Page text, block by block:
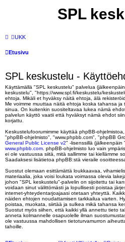
SPL
UKK
Etusivu
SPL keskustelu -
Käyttämällä "SPL keskustelu" palvelua
keskustelu", "https://www.spl.fi/keskustelu/
ehtoja. Mikäli et hyväksy näitä ehtoja, älä
Me voimme muuttaa näitä ehtoja koska tahansa ja
sinua. On kuitenkin suositeltavaa lukea nämä
palvelun käyttö vaatii että hyväksyt nämä ehdot
korjattu.
Keskustelufoorumimme käyttää phpBB-
"phpBB-ohjelmisto", "www.phpbb.com", "phpBB
General Public License v2" -lisenssillä
www.phpbb.com . phpBB-ohjelmisto luo vain
ei ole vastuussa siitä, mitä sallimme tai kiellämme
Saadaksesi lisätietoa phpBB:stä vieraile
Suostut olemaan esittämättä loukkaavaa,
materiaalia, joka voisi loukata voimassa olevia
johon "SPL keskustelu"-palvelin on sijoitettu tai
voidaan sinut välittömästi ja lopullisesti poistaa
internet-yhteydentarjoajaasi otetaan yhteyttä.
näiden ehtojen noudattamisen tarkkailua varten.
poistaa, muokata, siirtää ja sulkea mikä tahansa
Suostut myös siihen, että kaikki yllä annettu tieto
anneta kolmannelle osapuolelle ilman
ole vastuussa mahdollisen tietoturvamurron
tahoille.